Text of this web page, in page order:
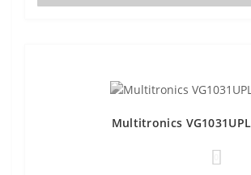
Multitronics VG1031UPL